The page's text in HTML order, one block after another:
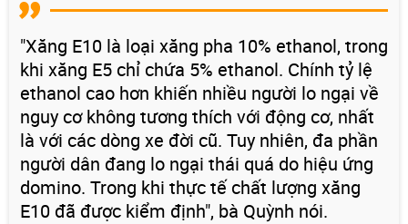
"Xăng E10 là loại xăng pha 10% ethanol, trong
khi xăng E5 chỉ chứa 5% ethanol. Chính tỷ lệ
ethanol cao hơn khiến nhiều người lo ngại về
nguy cơ không tương thích với động cơ, nhất
là với các dòng xe đời cũ. Tuy nhiên, đa phần
người dân đang lo ngại thái quá do hiệu ứng
domino. Trong khi thực tế chất lượng xăng
E10 đã được kiểm định", bà Quỳnh nói.